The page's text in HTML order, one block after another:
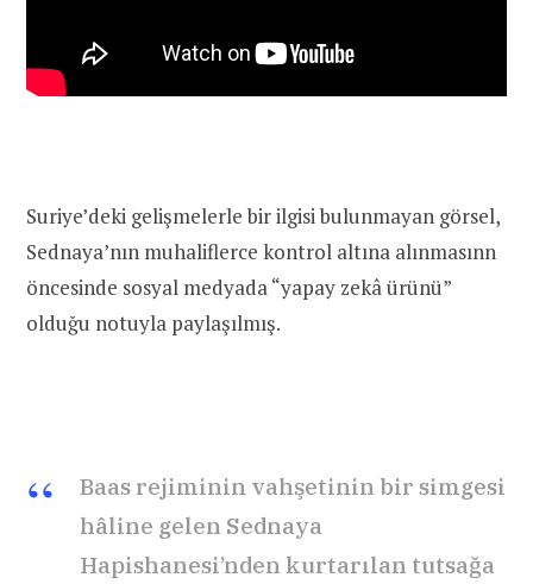
Suriye’deki gelişmelerle bir ilgisi bulunmayan görsel,
Sednaya’nın muhaliflerce kontrol altına alınmasınn
öncesinde sosyal medyada “yapay zekâ ürünü”
olduğu notuyla paylaşılmış.
Baas rejiminin vahşetinin bir simgesi
hâline gelen Sednaya
Hapishanesi’nden kurtarılan tutsağa